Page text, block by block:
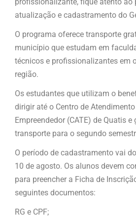
profissionalizante, fique atento ao
atualização e cadastramento do
O programa oferece transporte
município que estudam em
técnicos e profissionalizantes em
região.
Os estudantes que utilizam o
dirigir até o Centro de
Empreendedor (CATE) de Quatis
transporte para o segundo
O período de cadastramento vai
10 de agosto. Os alunos devem
para preencher a Ficha de
seguintes documentos:
RG e CPF;